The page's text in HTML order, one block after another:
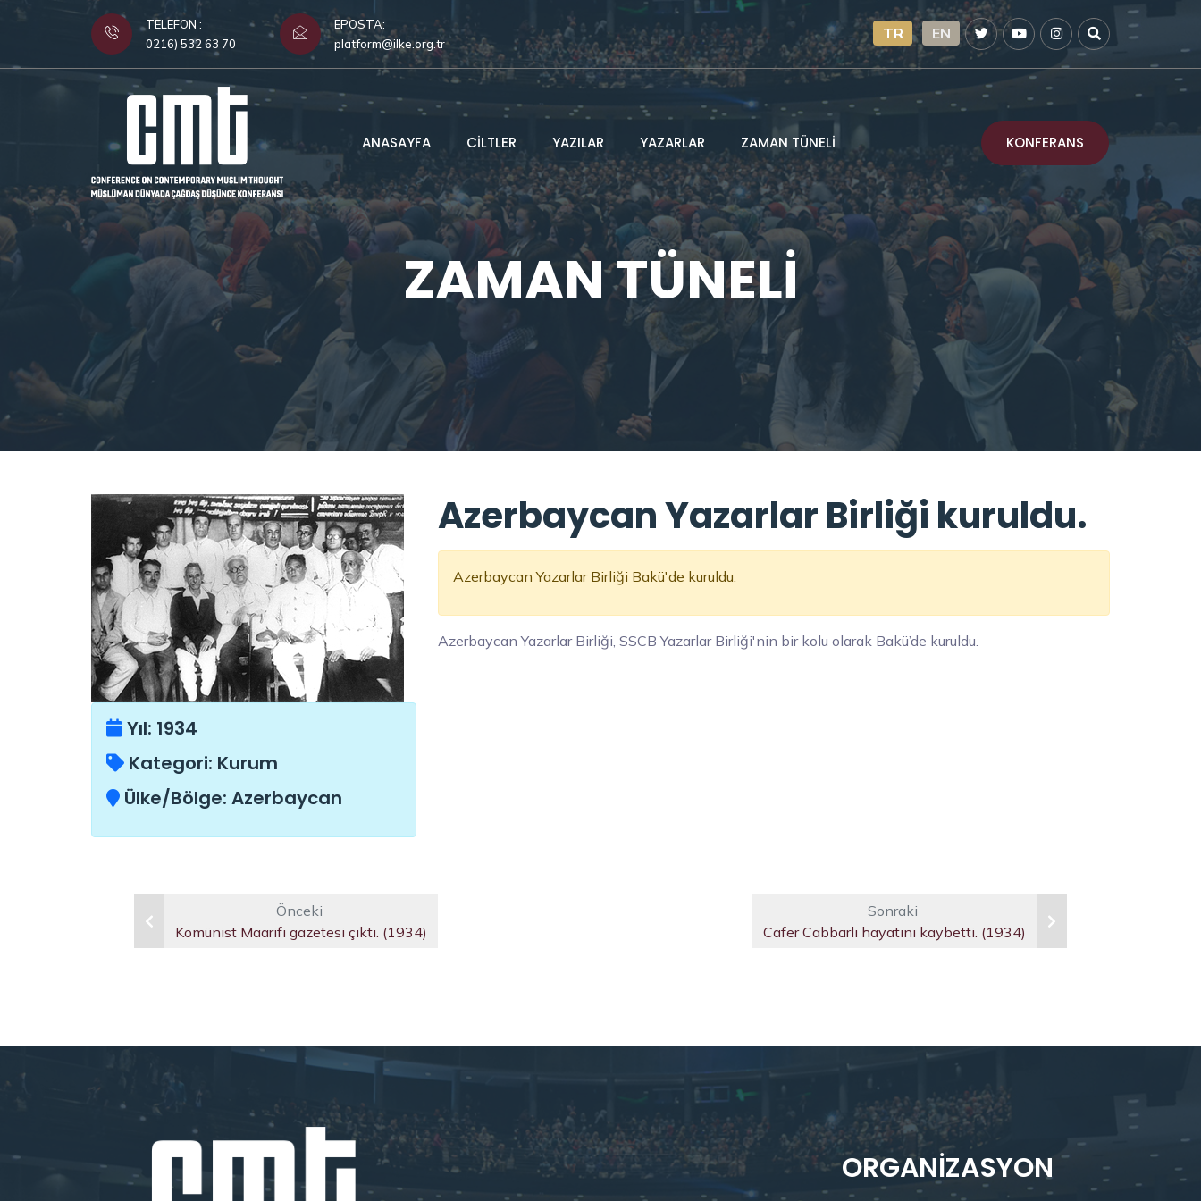
TELEFON :
0216) 532 63 70
EPOSTA:
platform@ilke.org.tr
TR EN
ANASAYFA CİLTLER YAZILAR YAZARLAR ZAMAN TÜNELİ KONFERANS
ZAMAN TÜNELİ
Yıl: 1934
Kategori: Kurum
Ülke/Bölge: Azerbaycan
Azerbaycan Yazarlar Birliği kuruldu.
Azerbaycan Yazarlar Birliği Bakü'de kuruldu.
Azerbaycan Yazarlar Birliği, SSCB Yazarlar Birliği'nin bir kolu olarak Bakü’de kuruldu.
Önceki
Komünist Maarifi gazetesi çıktı. (1934)
Sonraki
Cafer Cabbarlı hayatını kaybetti. (1934)
ORGANIZASYON